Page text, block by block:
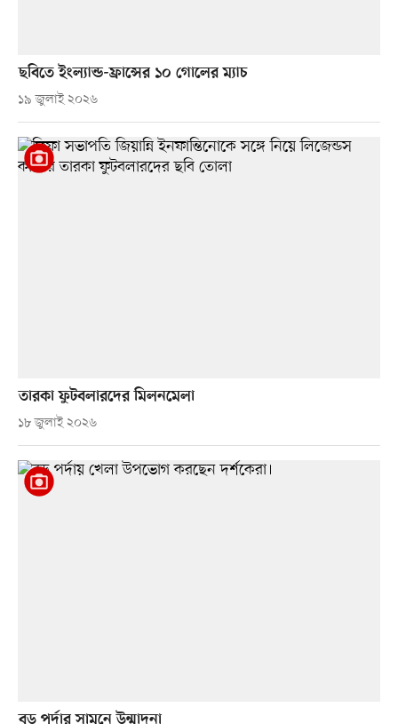
ছবিতে ইংল্যান্ড-ফ্রান্সের ১০ গোলের ম্যাচ
১৯ জুলাই ২০২৬
তারকা ফুটবলারদের মিলনমেলা
১৮ জুলাই ২০২৬
বড় পর্দার সামনে উন্মাদনা